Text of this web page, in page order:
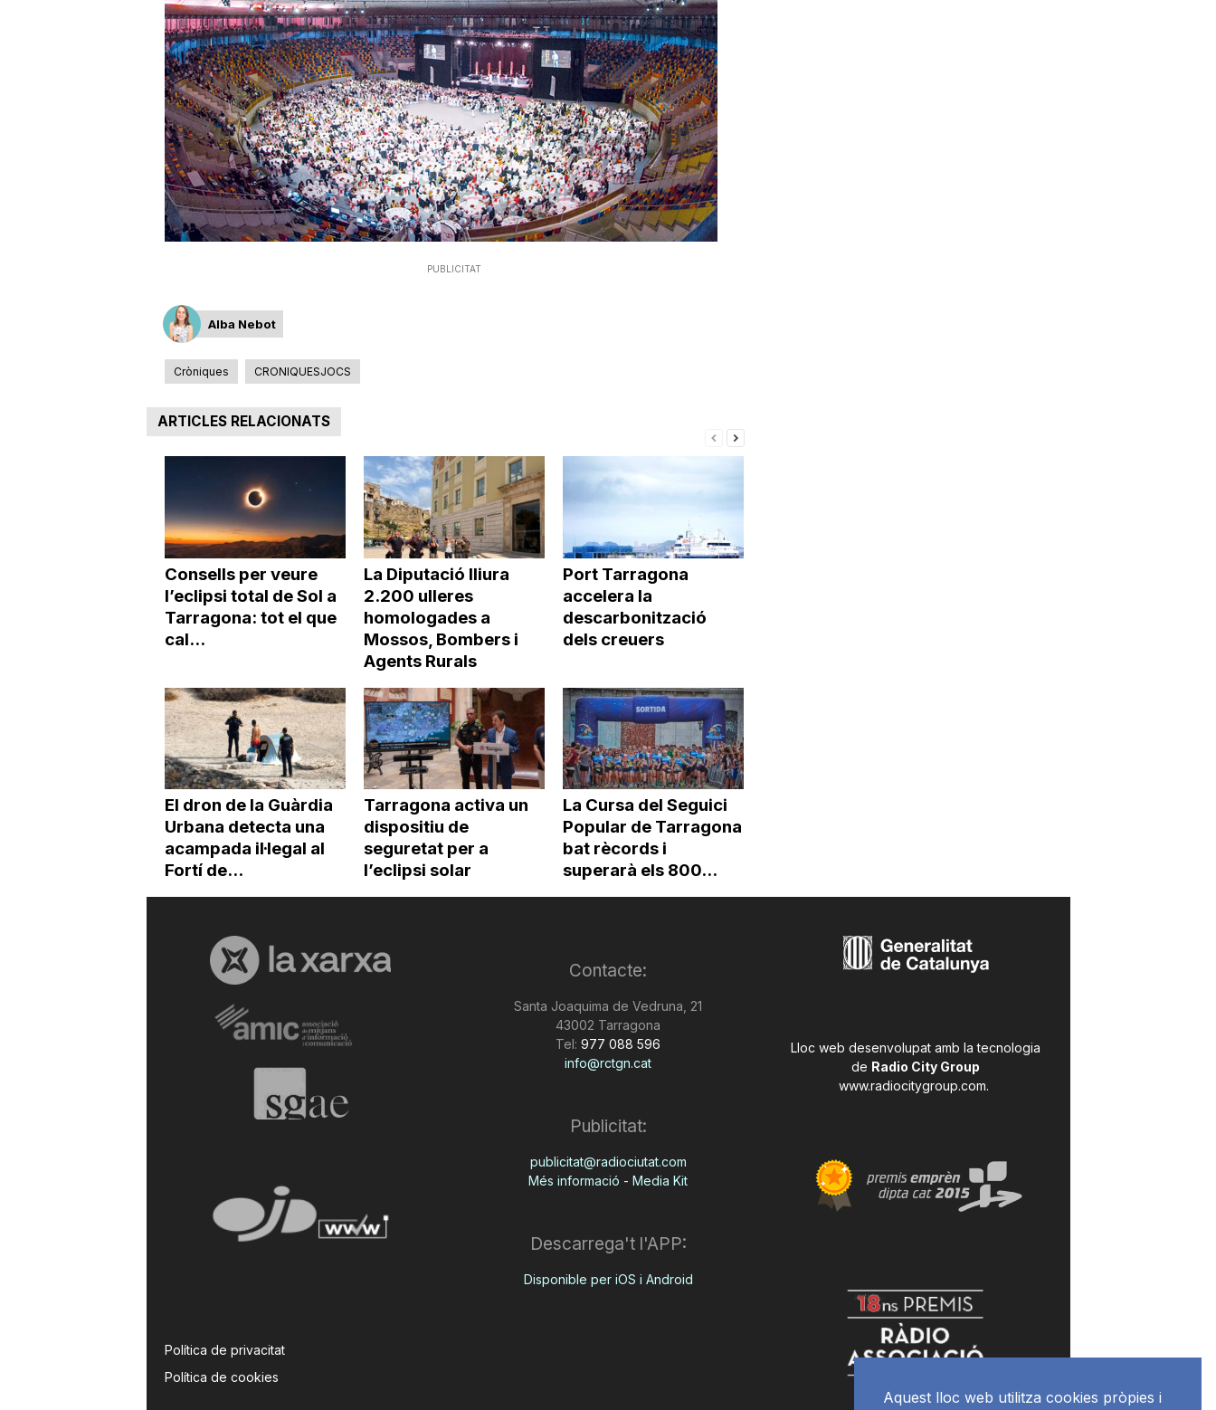
g
o
n
a
PUBLICITAT
Alba Nebot
Cròniques CRONIQUESJOCS
ARTICLES RELACIONATS
Consells per veure
l’eclipsi total de Sol a
Tarragona: tot el que
cal...
La Diputació lliura
2.200 ulleres
homologades a
Mossos, Bombers i
Agents Rurals
Port Tarragona
accelera la
descarbonització
dels creuers
El dron de la Guàrdia
Urbana detecta una
acampada il·legal al
Fortí de...
Tarragona activa un
dispositiu de
seguretat per a
l’eclipsi solar
La Cursa del Seguici
Popular de Tarragona
bat rècords i
superarà els 800...
Política de privacitat
Política de cookies
Contacte:
Santa Joaquima de Vedruna, 21
43002 Tarragona
Tel: 977 088 596
info@rctgn.cat
Publicitat:
publicitat@radiociutat.com
Més informació - Media Kit
Descarrega't l'APP:
Disponible per iOS i Android
Lloc web desenvolupat amb la tecnologia
de Radio City Group
www.radiocitygroup.com.
Aquest lloc web utilitza cookies pròpies i